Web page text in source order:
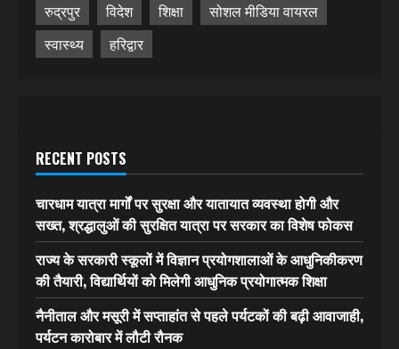
रुद्रपुर
विदेश शिक्षा
सोशल मीडिया वायरल
स्वास्थ्य
हरिद्वार
RECENT POSTS
चारधाम यात्रा मार्गों पर सुरक्षा और यातायात व्यवस्था होगी और
सख्त, श्रद्धालुओं की सुरक्षित यात्रा पर सरकार का विशेष फोकस
राज्य के सरकारी स्कूलों में विज्ञान प्रयोगशालाओं के आधुनिकीकरण
की तैयारी, विद्यार्थियों को मिलेगी आधुनिक प्रयोगात्मक शिक्षा
नैनीताल और मसूरी में सप्ताहांत से पहले पर्यटकों की बढ़ी आवाजाही,
पर्यटन कारोबार में लौटी रौनक